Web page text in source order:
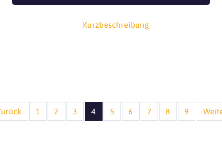
Kurzbeschreibung
1 2 3 4 5 6 7 8 9